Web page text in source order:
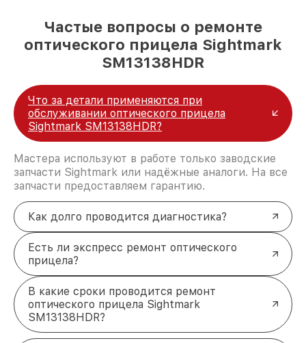
Частые вопросы о ремонте
оптического прицела Sightmark
SM13138HDR
Что за детали применяются при
обслуживании оптического прицела
Sightmark SM13138HDR?
Мастера используют в работе только заводские
запчасти Sightmark или надёжные аналоги. На все
запчасти предоставляем гарантию.
Как долго проводится диагностика?
Есть ли экспресс ремонт оптического
прицела?
В какие сроки проводится ремонт
оптического прицела Sightmark
SM13138HDR?